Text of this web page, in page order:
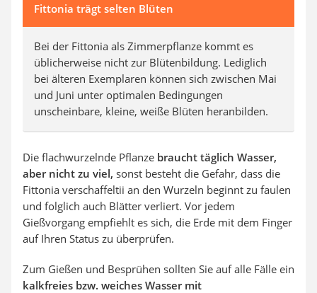
Fittonia trägt selten Blüten
Bei der Fittonia als Zimmerpflanze kommt es
üblicherweise nicht zur Blütenbildung. Lediglich
bei älteren Exemplaren können sich zwischen Mai
und Juni unter optimalen Bedingungen
unscheinbare, kleine, weiße Blüten heranbilden.
Die flachwurzelnde Pflanze braucht täglich Wasser,
aber nicht zu viel, sonst besteht die Gefahr, dass die
Fittonia verschaffeltii an den Wurzeln beginnt zu faulen
und folglich auch Blätter verliert. Vor jedem
Gießvorgang empfiehlt es sich, die Erde mit dem Finger
auf Ihren Status zu überprüfen.
Zum Gießen und Besprühen sollten Sie auf alle Fälle ein
kalkfreies bzw. weiches Wasser mit